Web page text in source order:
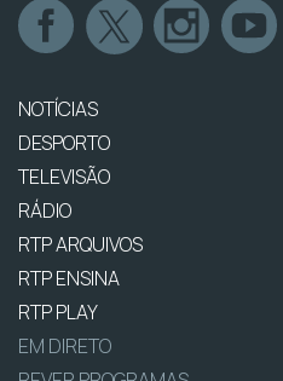
NOTÍCIAS
DESPORTO
TELEVISÃO
RÁDIO
RTP ARQUIVOS
RTP ENSINA
RTP PLAY
EM DIRETO